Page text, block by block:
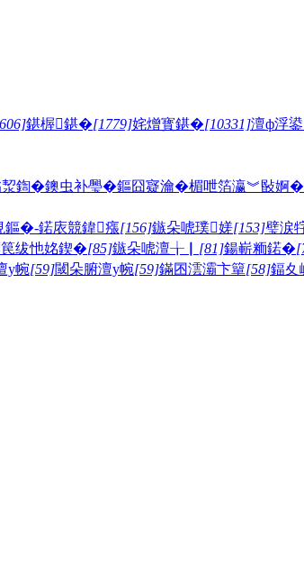
鍖楃鍖�[1779]姹熷寳鍖�[10331]澶ф浮
洯鍧�鐭虫补璺�鏂囧寲瀹�楣呭箔瀛︾敯婀�
鏂�-鍩庡競鍏瘬[156]鏃朵唬璞嫅[153]璧涙
绂忚姳鍥�[85]鏃朵唬澶╁▏ [81]鍚嶄粫鍩�
у帵[59]閾朵腑澶у帵[59]鏋囨澐灞卞簞[58]鍢夊